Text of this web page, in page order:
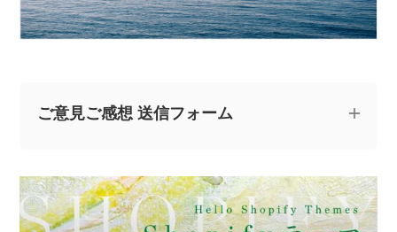
ご意見ご感想 送信フォーム
にお寄せください。
※なお、ご質問については回答できない場合と、当ブログ